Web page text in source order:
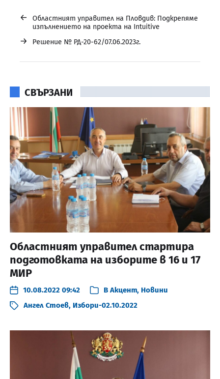
←
Областният управител на Пловдив: Подкрепяме
изпълнението на проекта на Intuitive
→ Решение № РД-20-62/07.06.2023г.
СВЪРЗАНИ
Областният управител стартира
подготовката на изборите в 16 и 17
МИР
10.08.2022 09:42 В Акцент, Новини
Ангел Стоев, Избори-02.10.2022